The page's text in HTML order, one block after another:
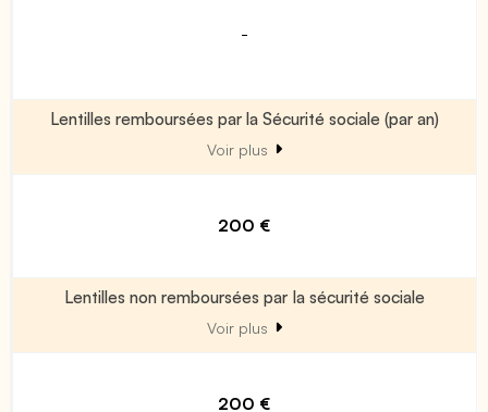
-
Lentilles remboursées par la Sécurité sociale (par an)
Voir plus
200 €
Lentilles non remboursées par la sécurité sociale
Voir plus
200 €